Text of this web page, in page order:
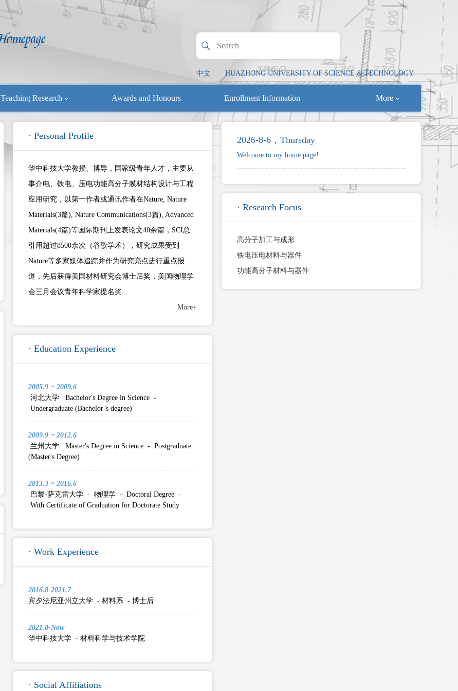
中文 HUAZHONG UNIVERSITY OF SCIENCE & TECHNOLOGY
Teaching Research Awards and Honours Enrollment Information More
· Personal Profile
华中科技大学教授、博导，国家级青年人才，主要从
事介电、铁电、压电功能高分子膜材结构设计与工程
应用研究，以第一作者或通讯作者在Nature, Nature
Materials(3篇), Nature Communications(3篇), Advanced
Materials(4篇)等国际期刊上发表论文40余篇，SCI总
引用超过8500余次（谷歌学术），研究成果受到
Nature等多家媒体追踪并作为研究亮点进行重点报
道，先后获得美国材料研究会博士后奖，美国物理学
会三月会议青年科学家提名奖...
More+
· Education Experience
2005.9 ~ 2009.6
河北大学 Bachelor's Degree in Science -
Undergraduate (Bachelor’s degree)
2009.9 ~ 2012.6
兰州大学 Master's Degree in Science - Postgraduate
(Master's Degree)
2013.3 ~ 2016.6
巴黎-萨克雷大学 - 物理学 - Doctoral Degree -
With Certificate of Graduation for Doctorate Study
· Work Experience
2016.8-2021.7
宾夕法尼亚州立大学 - 材料系 - 博士后
2021.8-Now
华中科技大学 - 材料科学与技术学院
· Social Affiliations
2026-8-6，Thursday
Welcome to my home page!
· Research Focus
高分子加工与成形
铁电压电材料与器件
功能高分子材料与器件